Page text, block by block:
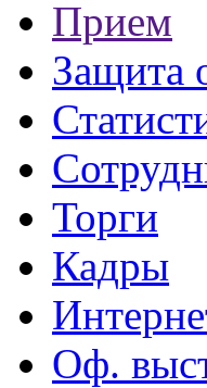
Прием
Защита
Торги
Кадры
Оф.